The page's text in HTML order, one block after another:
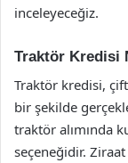
inceleyeceğiz.
Traktör Kredisi
Traktör kredisi,
bir şekilde
traktör alımında
seçeneğidir.